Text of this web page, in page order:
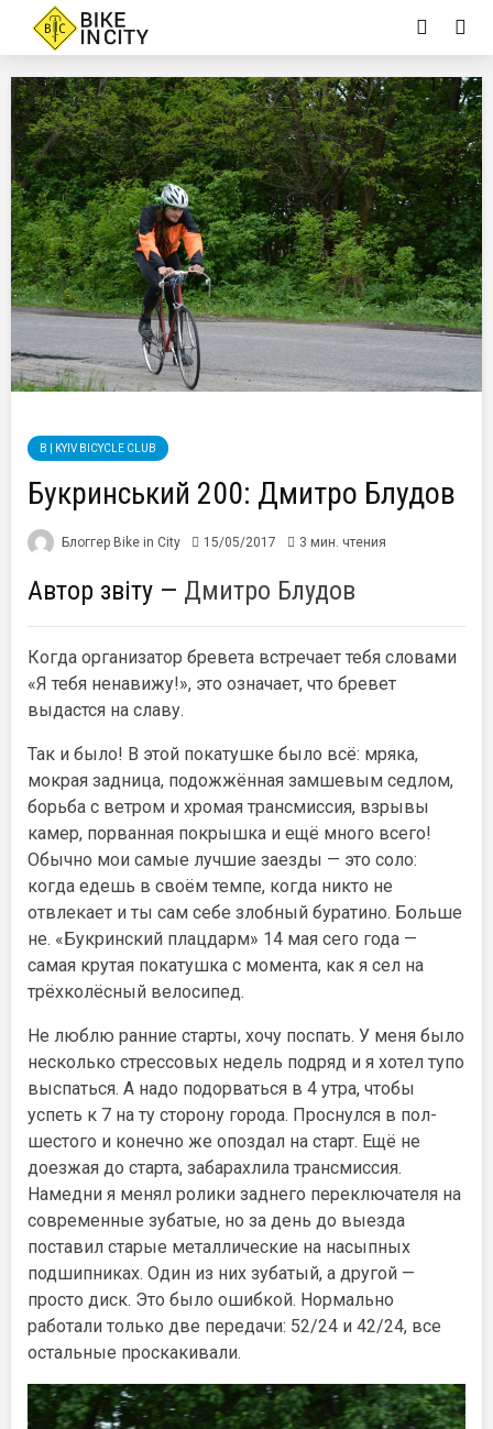
B | KYIV BICYCLE CLUB
Букринський 200: Дмитро Блудов
Блоггер Bike in City 15/05/2017 3 мин. чтения
Автор звіту — Дмитро Блудов
Когда организатор бревета встречает тебя словами
«Я тебя ненавижу!», это означает, что бревет
выдастся на славу.
Так и было! В этой покатушке было всё: мряка,
мокрая задница, подожжённая замшевым седлом,
борьба с ветром и хромая трансмиссия, взрывы
камер, порванная покрышка и ещё много всего!
Обычно мои самые лучшие заезды — это соло:
когда едешь в своём темпе, когда никто не
отвлекает и ты сам себе злобный буратино. Больше
не. «Букринский плацдарм» 14 мая сего года —
самая крутая покатушка с момента, как я сел на
трёхколёсный велосипед.
Не люблю ранние старты, хочу поспать. У меня было
несколько стрессовых недель подряд и я хотел тупо
выспаться. А надо подорваться в 4 утра, чтобы
успеть к 7 на ту сторону города. Проснулся в пол-
шестого и конечно же опоздал на старт. Ещё не
доезжая до старта, забарахлила трансмиссия.
Намедни я менял ролики заднего переключателя на
современные зубатые, но за день до выезда
поставил старые металлические на насыпных
подшипниках. Один из них зубатый, а другой —
просто диск. Это было ошибкой. Нормально
работали только две передачи: 52/24 и 42/24, все
остальные проскакивали.